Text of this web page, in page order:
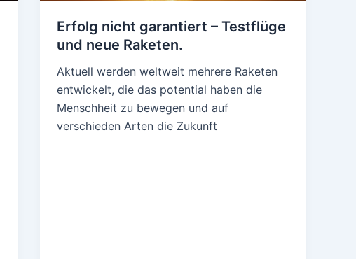
Erfolg nicht garantiert – Testflüge
und neue Raketen.
Aktuell werden weltweit mehrere Raketen
entwickelt, die das potential haben die
Menschheit zu bewegen und auf
verschieden Arten die Zukunft